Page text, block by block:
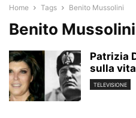
Home Tags Benito Mussolini
Benito Mussolini
Patrizia
sulla
TELEVISIONE